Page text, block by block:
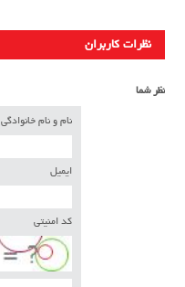
نظرات کاربران
نظر شما
نام و نام خانوادگی
ایمیل
کد امنیتی